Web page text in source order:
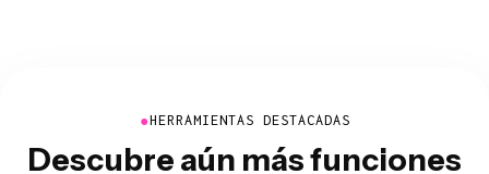
●HERRAMIENTAS DESTACADAS
Descubre aún más funciones